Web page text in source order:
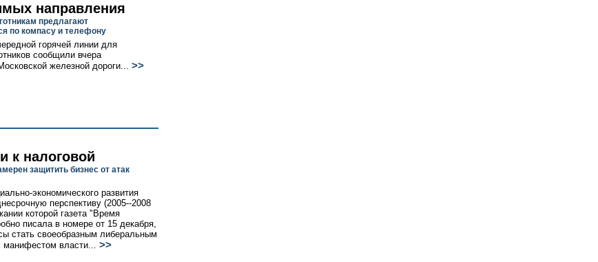
направления
предлагают
по компасу и телефону
горячей линии для
сообщили вчера
железной дороги... >>
к налоговой
защитить бизнес от атак
экономического развития
перспективу (2005--2008
которой газета "Время
писала в номере от 15 декабря,
стать своеобразным либеральным
манифестом власти... >>